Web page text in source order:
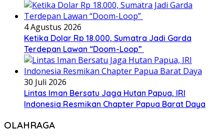
4 Agustus 2026
Ketika Dolar Rp 18.000, Sumatra Jadi Garda
Terdepan Lawan “Doom-Loop”
30 Juli 2026
Lintas Iman Bersatu Jaga Hutan Papua, IRI
Indonesia Resmikan Chapter Papua Barat Daya
OLAHRAGA